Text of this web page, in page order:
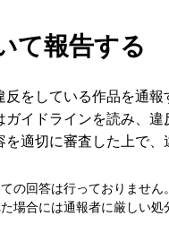
て報告する
をしている作品を通報
イドラインを読み、違
を適切に審査した上で
の回答は行っておりません。
場合には通報者に厳しい処